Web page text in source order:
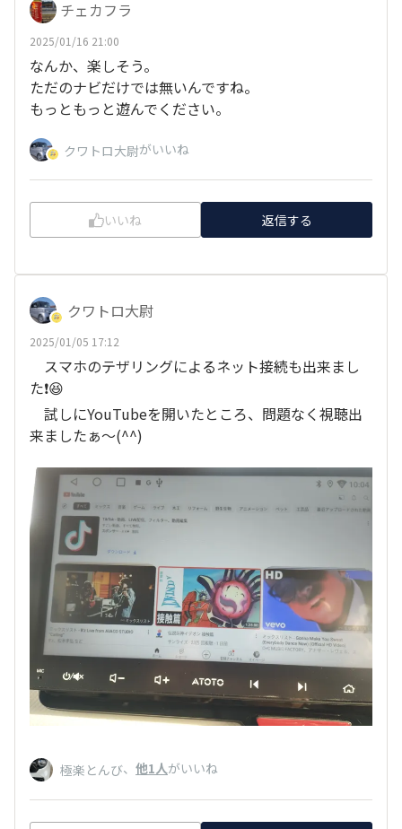
チェカフラ
2025/01/16 21:00
なんか、楽しそう。
ただのナビだけでは無いんですね。
もっともっと遊んでください。
クワトロ大尉がいいね
いいね 返信する
クワトロ大尉
2025/01/05 17:12
スマホのテザリングによるネット接続も出来まし
た❗😆
試しにYouTubeを開いたところ、問題なく視聴出
来ましたぁ〜(^^)
極楽とんび、 他1人がいいね